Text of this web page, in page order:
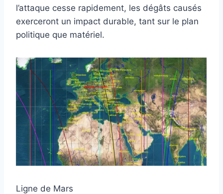
l’attaque cesse rapidement, les dégâts causés
exerceront un impact durable, tant sur le plan
politique que matériel.
Ligne de Mars